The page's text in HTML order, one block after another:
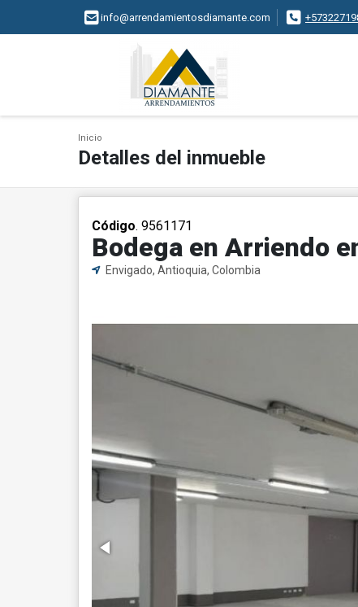
info@arrendamientosdiamante.com
Inicio
Detalles del inmueble
Código. 9561171
Bodega en Arriendo
Envigado, Antioquia, Colombia